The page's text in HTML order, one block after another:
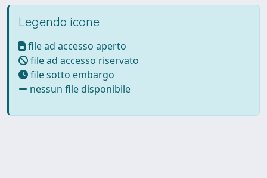
Legenda icone
file ad accesso aperto
file ad accesso riservato
file sotto embargo
nessun file disponibile